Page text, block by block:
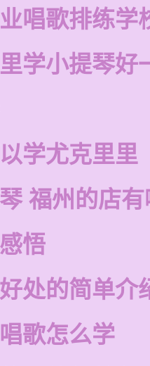
唱歌排练学
学小提琴好
学尤克里里
福州的店
悟
处的简单介
歌怎么学